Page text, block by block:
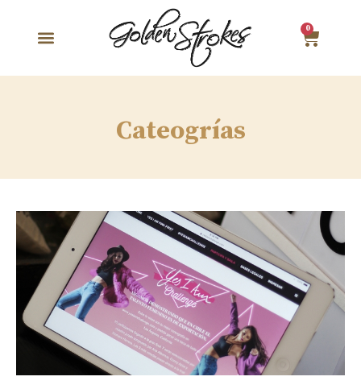
0
Cateogrías